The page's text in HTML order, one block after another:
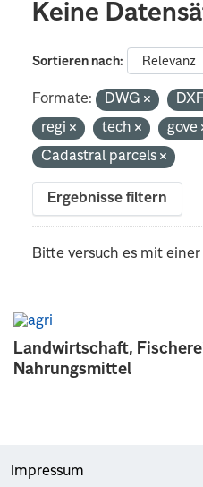
Landwirtschaft,
Nahrungsmittel
Keine
Sortieren nach
Formate: DWG
regi
tech gove
Cadastral parcels
Ergebnisse filtern
Bitte versuch es mit
Impressum